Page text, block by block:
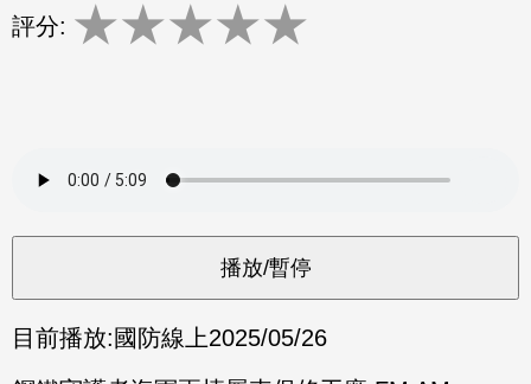
評分: ★★★★★
目前播放:國防線上2025/05/26